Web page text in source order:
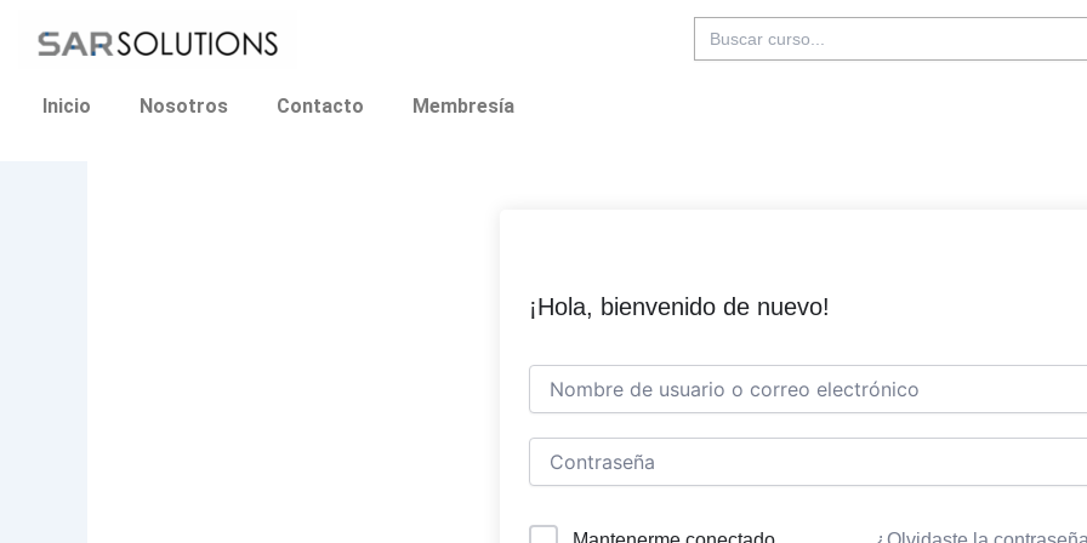
Buscar:
Inicio Nosotros Contacto Membresía
¡Hola, bienvenido de nuevo!